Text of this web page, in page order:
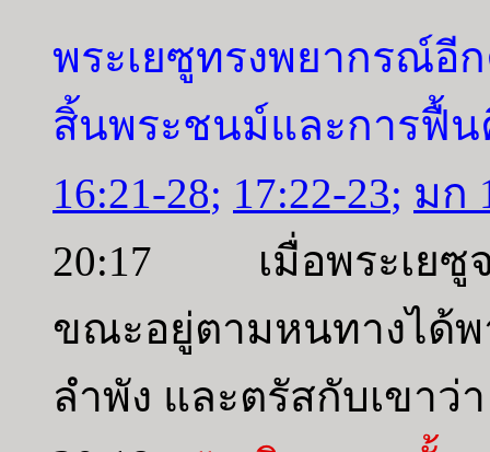
พระเยซูทรงพยากรณ์อี
สิ้นพระชนม์และการฟื้
16:21-28; 17:22-23; มก
20:17 เมื่อพระเยซูจะ
ขณะอยู่ตามหนทางได้พ
ลำพัง และตรัสกับเขาว่า